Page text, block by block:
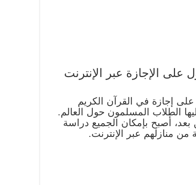
على الإجازة عبر الإنترنت
إجازة في القرآن الكريم
الطلاب المسلمون حول العالم.
بعد، أصبح بإمكان الجميع دراسة
من منازلهم عبر الإنترنت.